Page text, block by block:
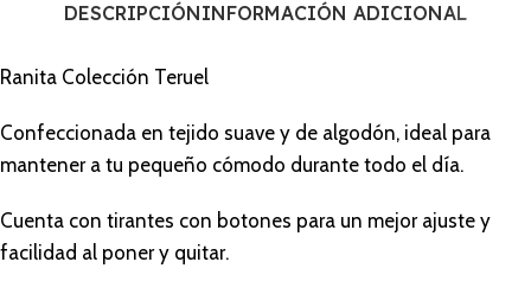
DESCRIPCIÓNINFORMACIÓN ADICIONAL
Ranita Colección Teruel
Confeccionada en tejido suave y de algodón, ideal para
mantener a tu pequeño cómodo durante todo el día.
Cuenta con tirantes con botones para un mejor ajuste y
facilidad al poner y quitar.